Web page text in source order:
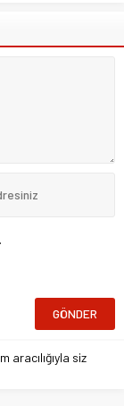
aracılığıyla siz